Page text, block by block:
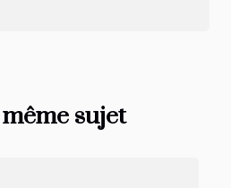
sujet